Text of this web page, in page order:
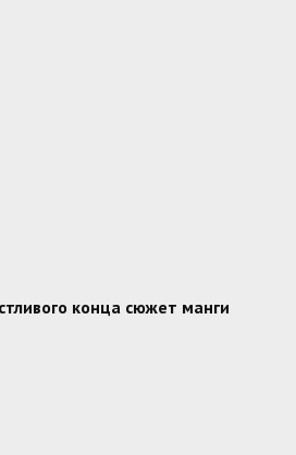
конца сюжет манги